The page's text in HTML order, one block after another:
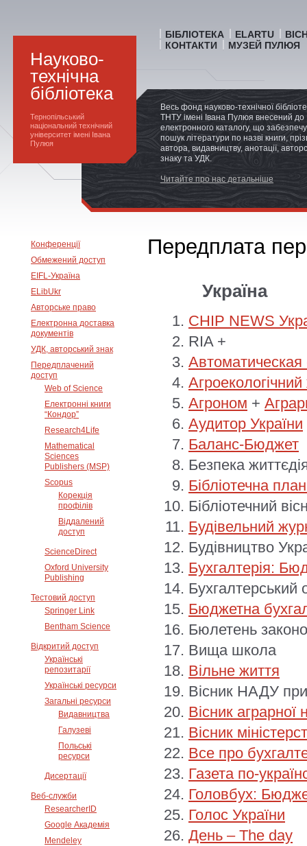
Науково-
технічна
бібліотека
Тернопільський
національний технічний
університет імені Івана
Пулюя
БІБЛІОТЕКА ELARTU
КОНТАКТИ
МУЗЕЙ ПУЛЮЯ
Весь фонд науково-технічної
ТНТУ імені Івана Пулюя внесений до
електронного каталогу, що
пошук літератури по назві книги,
автора, видавництву, анотації,
знаку та УДК.
Читайте про нас детальніше
Конференції
Обмежений доступ
EIFL-Україна
ELibUkr
Авторське право
Електронна доставка
документів
УДК, авторський знак
Передплачений
доступ
Web of Science
Електронні книги
“Кондор”
Research4Life
Mathematical
Sciences
Publishers (MSP)
Scopus
Корекція
профілів
Віддалений
доступ
ScienceDirect
Oxford University
Publishing
Тестовий доступ
Springer Link
Bentham Science
Відкритий доступ
Українські
репозитарії
Українські ресурси
Загальні ресурси
Видавництва
Галузеві
Польські
ресурси
Дисертації
Веб-служби
ResearcherID
Google Академія
Mendeley
Передплата
Україна
CHIP NEWS
RIA +
Автоматическая
Агроном +
Аудитор України
Баланс-Бюджет
Безпека
Бібліотечна
Бібліотечний
Будівельний
Будівництво
Бухгалтерія:
Бухгалтерський
Бюджетна
Бюлетень
Вища школа
Вільне життя
Вісник НАДУ при
Вісник аграрної
Вісник
Все про
Газета по-
Головбух:
Голос України
День – The day